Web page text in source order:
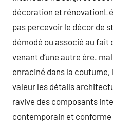
décoration et
pas percevoir le décor de
démodé ou associé au fait
venant d’une autre ère.
enraciné dans la
valeur les détails
ravive des composants
contemporain et